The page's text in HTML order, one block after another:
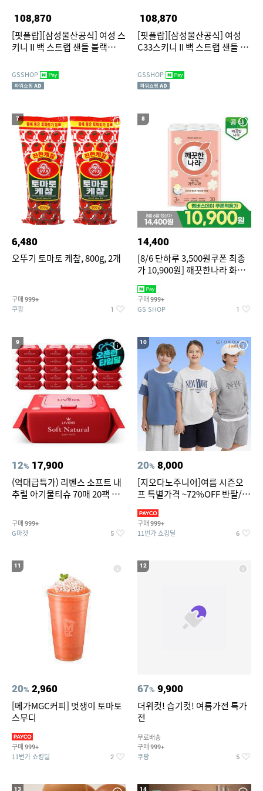
108,870
[핏플랍][삼성물산공식] 여성 스
키니 II 백 스트랩 샌들 블랙
GSSHOP
108,870
[핏플랍][삼성물산공식] 여성
C33스키니 II 백 스트랩 샌들 카
GSSHOP
7
6,480
오뚜기 토마토 케챂, 800g, 2개
구매 999+
쿠팡 1
8
14,400
[8/6 단하루 3,500원쿠폰 최종
가 10,900원] 깨끗한나라 화장
롤
구매 999+
GS SHOP 1
9
12% 17,900
(역대급특가) 리벤스 소프트 내
추럴 아기물티슈 70매 20팩 캡
구매 999+
G마켓 5
10
20% 8,000
[지오다노주니어]여름 시즌오
프 특별가격 ~72%OFF 반팔/반
구매 999+
11번가 쇼킹딜 6
11
20% 2,960
[메가MGC커피] 멋쟁이 토마토
스무디
구매 999+
11번가 쇼킹딜 2
12
67% 9,900
더위컷! 습기컷! 여름가전 특가
전
무료배송
구매 999+
쿠팡 5
13 14